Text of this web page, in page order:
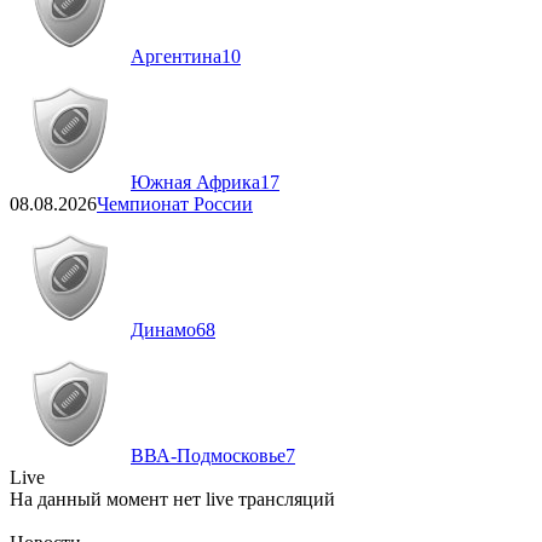
Аргентина10
Южная Африка17
08.08.2026Чемпионат России
Динамо68
ВВА-Подмосковье7
Live
На данный момент нет live трансляций